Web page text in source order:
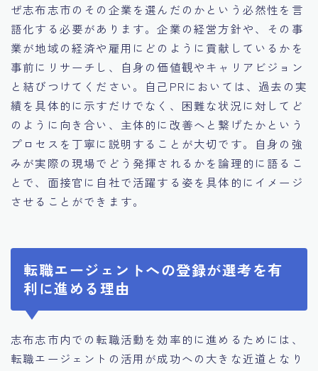
ぜ志布志市のその企業を選んだのかという必然性を言
語化する必要があります。企業の経営方針や、その事
業が地域の経済や雇用にどのように貢献しているかを
事前にリサーチし、自身の価値観やキャリアビジョン
と結びつけてください。自己PRにおいては、過去の実
績を具体的に示すだけでなく、困難な状況に対してど
のように向き合い、主体的に改善へと繋げたかという
プロセスを丁寧に説明することが大切です。自身の強
みが実際の現場でどう発揮されるかを論理的に語るこ
とで、面接官に自社で活躍する姿を具体的にイメージ
させることができます。
転職エージェントへの登録が選考を有
利に進める理由
志布志市内での転職活動を効率的に進めるためには、
転職エージェントの活用が成功への大きな近道となり